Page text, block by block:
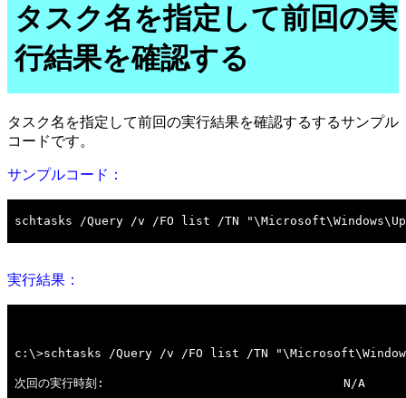
タスク名を指定して前回の実
行結果を確認する
タスク名を指定して前回の実行結果を確認するするサンプル
コードです。
サンプルコード：
実行結果：